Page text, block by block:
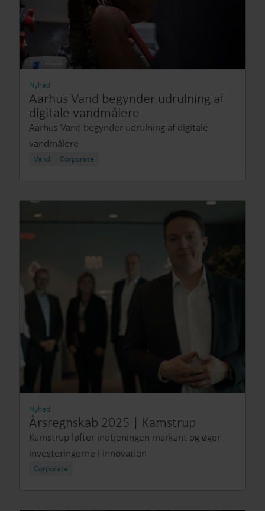
Nyhed
Aarhus Vand begynder udrulning af
digitale vandmålere
Aarhus Vand begynder udrulning af digitale
vandmålere
Vand Corporate
Nyhed
Årsregnskab 2025 | Kamstrup
Kamstrup løfter indtjeningen markant og øger
investeringerne i innovation
Corporate